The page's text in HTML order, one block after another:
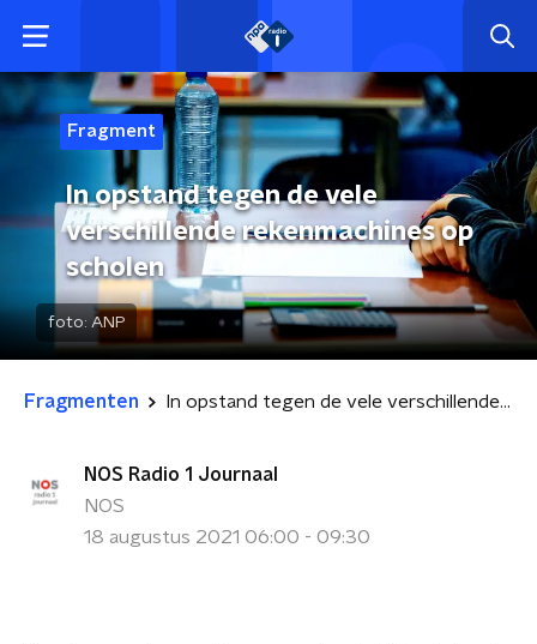
Fragment
In opstand tegen de vele
verschillende rekenmachines op
scholen
foto: ANP
Fragmenten In opstand tegen de vele verschillende rekenmachines op scholen
NOS Radio 1 Journaal
NOS
18 augustus 2021 06:00 - 09:30